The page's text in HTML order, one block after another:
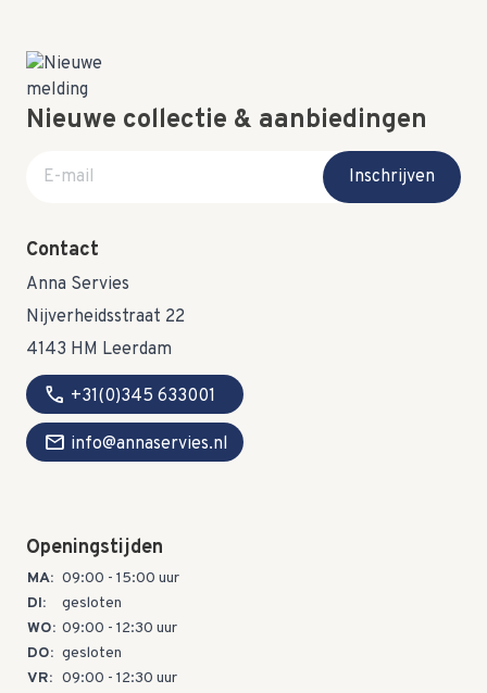
Nieuwe collectie & aanbiedingen
E-mail adres
Inschrijven
Contact
Anna Servies
Nijverheidsstraat 22
4143 HM Leerdam
call +31(0)345 633001
mail info@annaservies.nl
Openingstijden
MA: 09:00 - 15:00 uur
DI:
gesloten
WO: 09:00 - 12:30 uur
DO: gesloten
VR: 09:00 - 12:30 uur